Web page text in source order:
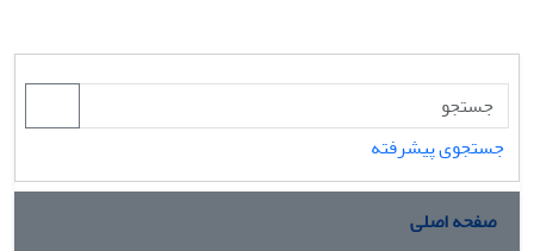
جستجوی پیشرفته
صفحه اصلی